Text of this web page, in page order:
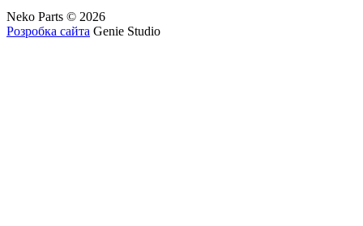
Neko Parts © 2026
Розробка сайта Genie Studio